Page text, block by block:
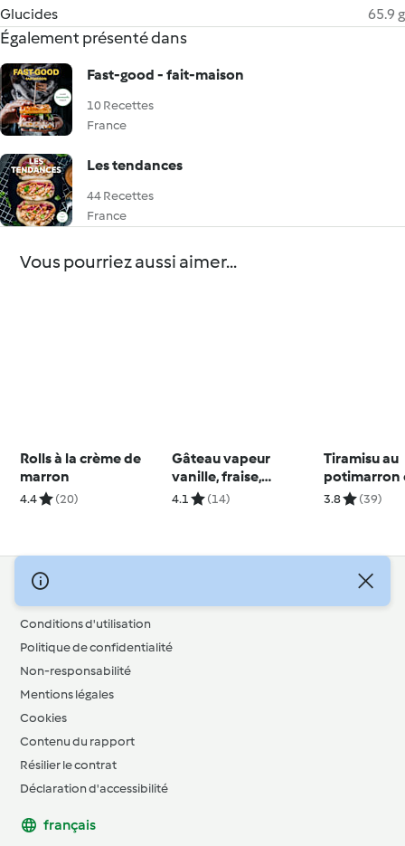
Glucides
65.9 g
Également présenté dans
Fast-good - fait-maison
10 Recettes
France
Les tendances
44 Recettes
France
Vous pourriez aussi aimer...
Rolls à la crème de
marron
4.4 (20)
Gâteau vapeur
vanille, fraise,
rhubarbe
4.1 (14)
Tiramisu au
potimarron
cookies au
3.8 (39)
© Copyright 2026
Conditions d'utilisation
Politique de confidentialité
Non-responsabilité
Mentions légales
Cookies
Contenu du rapport
Résilier le contrat
Déclaration d'accessibilité
français